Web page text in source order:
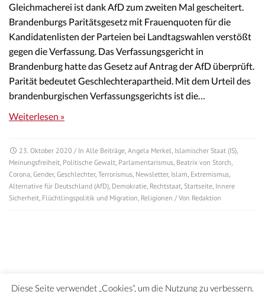
Gleichmacherei ist dank AfD zum zweiten Mal gescheitert.
Brandenburgs Paritätsgesetz mit Frauenquoten für die
Kandidatenlisten der Parteien bei Landtagswahlen verstößt
gegen die Verfassung. Das Verfassungsgericht in
Brandenburg hatte das Gesetz auf Antrag der AfD überprüft.
Parität bedeutet Geschlechterapartheid. Mit dem Urteil des
brandenburgischen Verfassungsgerichts ist die…
Weiterlesen »
23. Oktober 2020 / In Alle Beiträge Angela Merkel Islamischer Staat (IS)
Meinungsfreiheit Politische Gewalt Parlamentarismus Beatrix von Storch
Corona Gender, Geschlechter, Terrorismus Newsletter, Islam Extremismus
Alternative für Deutschland (AfD) Demokratie Rechtstaat Startseite Innere
Sicherheit Flüchtlingspolitik und Migration Religionen / Von Redaktion
Diese Seite verwendet „Cookies“, um die Nutzung zu verbessern.